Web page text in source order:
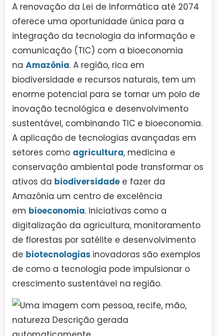
A renovação da Lei de Informática até 2074
oferece uma oportunidade única para a
integração da tecnologia da informação e
comunicação (TIC) com a bioeconomia
na Amazônia. A região, rica em
biodiversidade e recursos naturais, tem um
enorme potencial para se tornar um polo de
inovação tecnológica e desenvolvimento
sustentável, combinando TIC e bioeconomia.
A aplicação de tecnologias avançadas em
setores como agricultura, medicina e
conservação ambiental pode transformar os
ativos da biodiversidade e fazer da
Amazônia um centro de excelência
em bioeconomia. Iniciativas como a
digitalização da agricultura, monitoramento
de florestas por satélite e desenvolvimento
de biotecnologias inovadoras são exemplos
de como a tecnologia pode impulsionar o
crescimento sustentável na região.